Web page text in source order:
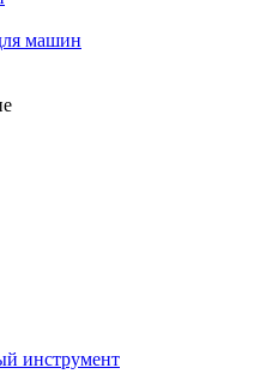
машин
инструмент